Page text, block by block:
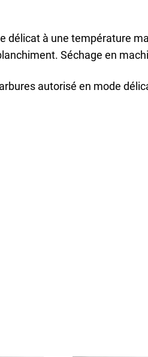
délicat à une température
Séchage en
autorisé en mode